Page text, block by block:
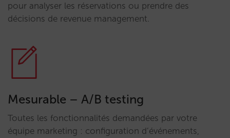
pour analyser les réservations ou prendre des
décisions de revenue management.
Mesurable – A/B testing
Toutes les fonctionnalités demandées par votre
équipe marketing : configuration d’événements,